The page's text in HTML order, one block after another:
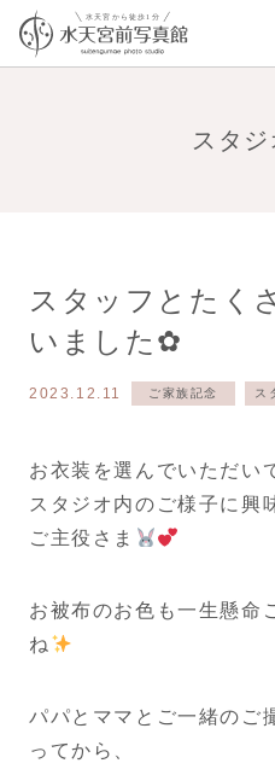
スタ
スタッフとたく
いました✿
2023.12.11 ご家族記念 ス
お衣装を選んでいただい
スタジオ内のご様子に興
ご主役さま
お被布のお色も一生懸命
ね
パパとママとご一緒のご
ってから、